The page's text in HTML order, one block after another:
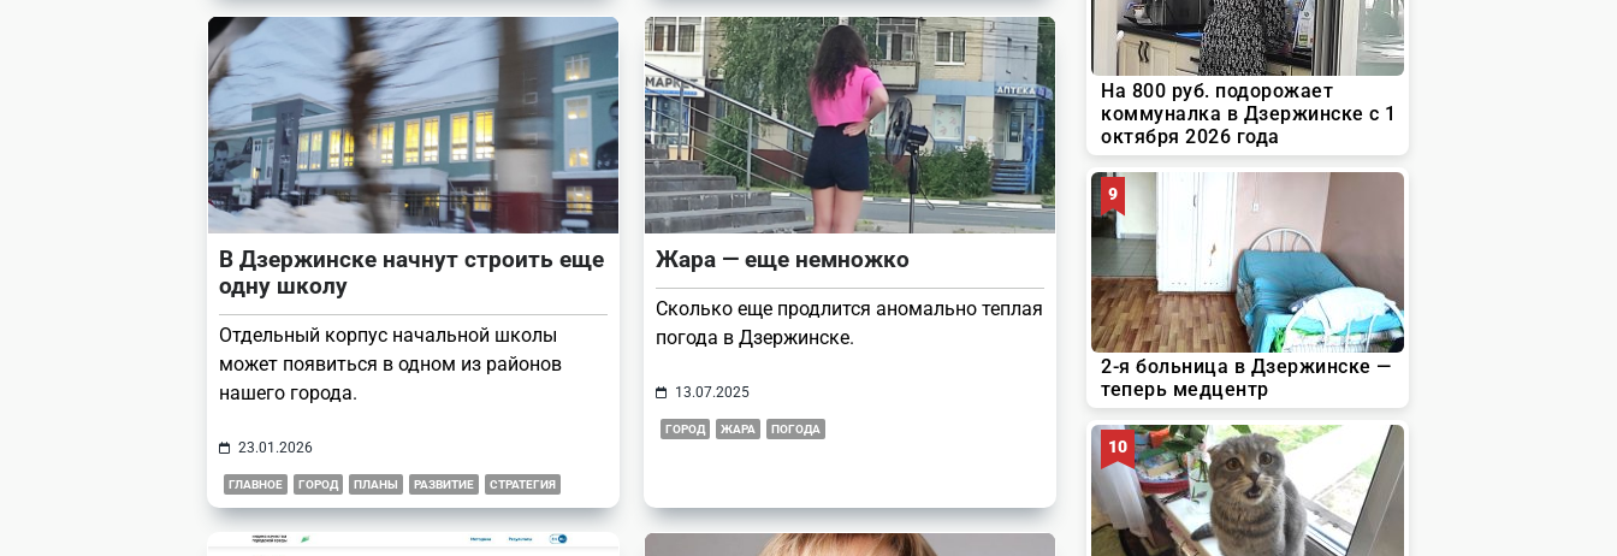
В Дзержинске начнут строить еще
одну школу
Отдельный корпус начальной школы
может появиться в одном из районов
нашего города.
23.01.2026
ГЛАВНОЕ ГОРОД ПЛАНЫ РАЗВИТИЕ СТРАТЕГИЯ
Жара — еще немножко
Сколько еще продлится аномально теплая
погода в Дзержинске.
13.07.2025
ГОРОД ЖАРА ПОГОДА